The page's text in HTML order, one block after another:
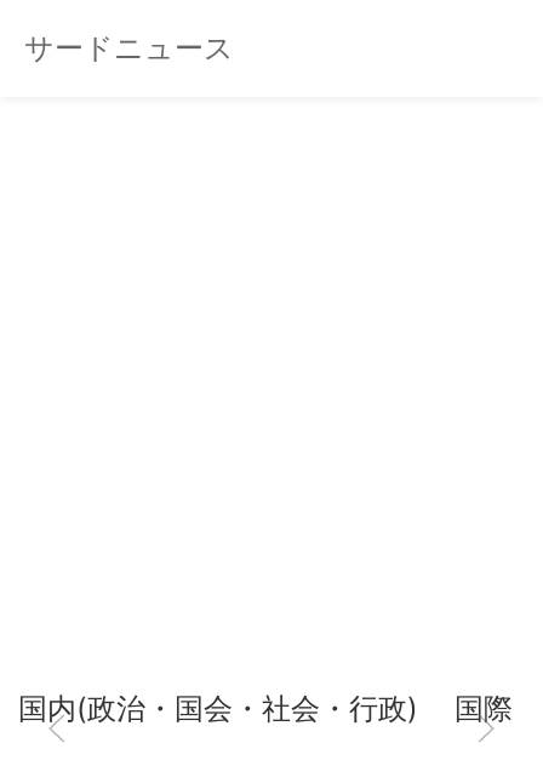
サードニュース
国内(政治・国会・社会・行政) 国際